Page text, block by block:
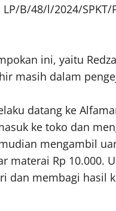
48/l/2024/SPKT/
ini, yaitu
masih dalam
datang ke
ke toko dan
mengambil
materai Rp 10.000.
dan membagi hasil